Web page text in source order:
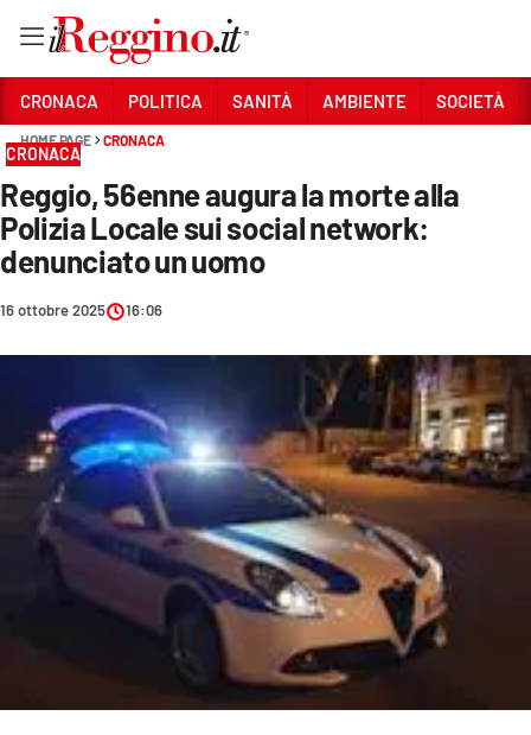
Sezioni
CRONACA
POLITICA
SANITÀ
AMBIENTE
SOCIETÀ
CULTURA
ECONOMIA E LAVORO
EVENTI
CRONACA POLITICA SANITÀ AMBIENTE SOCIETÀ
HOME PAGE CRONACA
CRONACA
Reggio, 56enne augura la morte alla
Polizia Locale sui social network:
denunciato un uomo
16 ottobre 2025 16:06